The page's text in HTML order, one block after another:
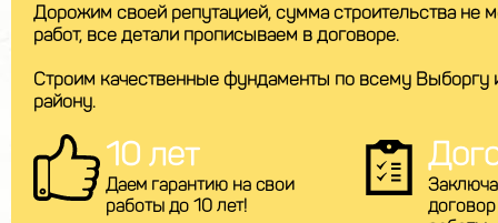
Дорожим своей репутацией, сумма строительства не
работ, все детали прописываем в договоре.
Строим качественные фундаменты по всему Выборгу
району.
10 лет
Даем гарантию на свои
работы до 10 лет!